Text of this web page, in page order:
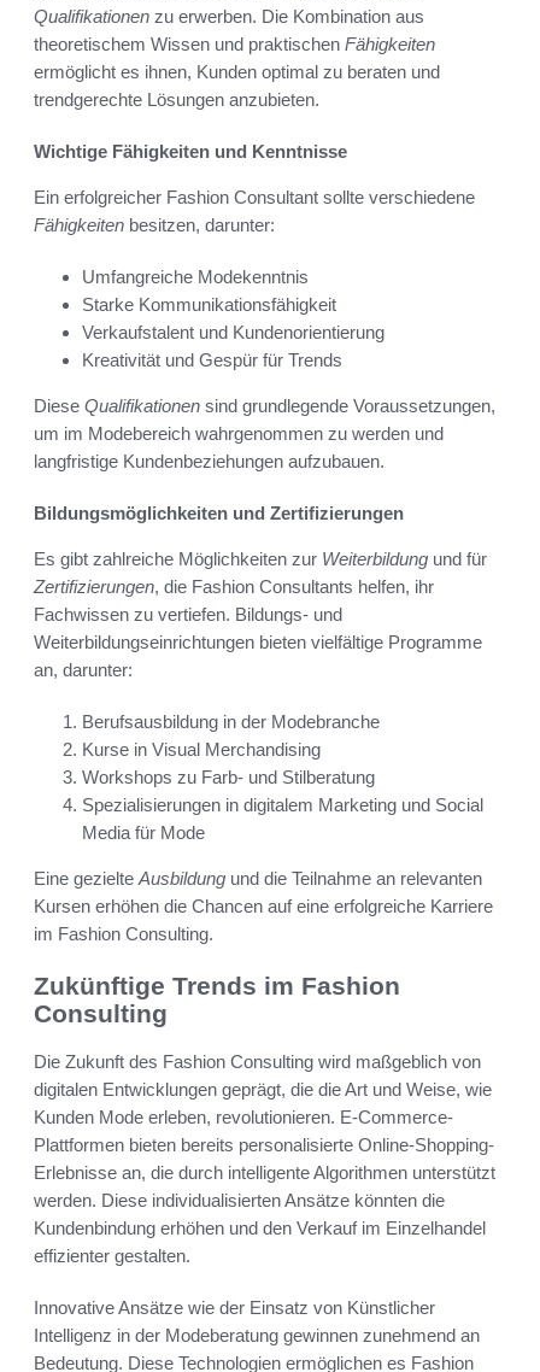
Qualifikationen zu erwerben. Die Kombination aus
theoretischem Wissen und praktischen Fähigkeiten
ermöglicht es ihnen, Kunden optimal zu beraten und
trendgerechte Lösungen anzubieten.
Wichtige Fähigkeiten und Kenntnisse
Ein erfolgreicher Fashion Consultant sollte verschiedene
Fähigkeiten besitzen, darunter:
Umfangreiche Modekenntnis
Starke Kommunikationsfähigkeit
Verkaufstalent und Kundenorientierung
Kreativität und Gespür für Trends
Diese Qualifikationen sind grundlegende Voraussetzungen,
um im Modebereich wahrgenommen zu werden und
langfristige Kundenbeziehungen aufzubauen.
Bildungsmöglichkeiten und Zertifizierungen
Es gibt zahlreiche Möglichkeiten zur Weiterbildung und für
Zertifizierungen, die Fashion Consultants helfen, ihr
Fachwissen zu vertiefen. Bildungs- und
Weiterbildungseinrichtungen bieten vielfältige Programme
an, darunter:
Berufsausbildung in der Modebranche
Kurse in Visual Merchandising
Workshops zu Farb- und Stilberatung
Spezialisierungen in digitalem Marketing und Social
Media für Mode
Eine gezielte Ausbildung und die Teilnahme an relevanten
Kursen erhöhen die Chancen auf eine erfolgreiche Karriere
im Fashion Consulting.
Zukünftige Trends im Fashion
Consulting
Die Zukunft des Fashion Consulting wird maßgeblich von
digitalen Entwicklungen geprägt, die die Art und Weise, wie
Kunden Mode erleben, revolutionieren. E-Commerce-
Plattformen bieten bereits personalisierte Online-Shopping-
Erlebnisse an, die durch intelligente Algorithmen unterstützt
werden. Diese individualisierten Ansätze könnten die
Kundenbindung erhöhen und den Verkauf im Einzelhandel
effizienter gestalten.
Innovative Ansätze wie der Einsatz von Künstlicher
Intelligenz in der Modeberatung gewinnen zunehmend an
Bedeutung. Diese Technologien ermöglichen es Fashion